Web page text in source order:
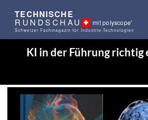
TECHNISCHE
RUNDSCHAU mit polyscope'
Schweizer Fachmagazin für Industrie-Technologien
KI in der Führung richtig